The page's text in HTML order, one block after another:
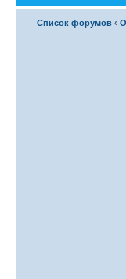
Список форумов ‹